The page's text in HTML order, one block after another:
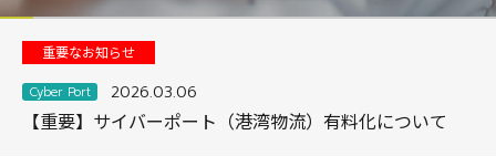
重要なお知らせ
Cyber Port 2026.03.06
【重要】サイバーポート（港湾物流）有料化について